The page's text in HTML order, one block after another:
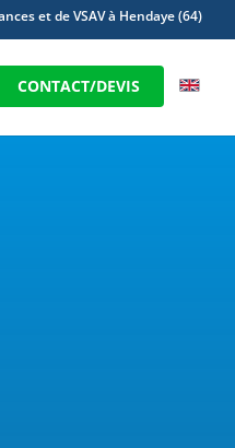
et de VSAV à Hendaye (64)
CONTACT/DEVIS